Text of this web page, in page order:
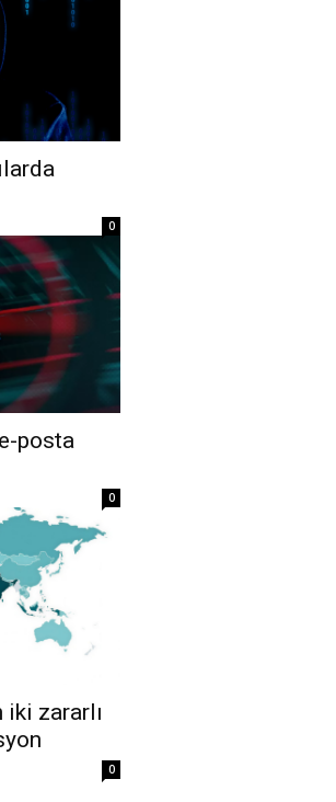
0
posta
0
iki zararlı
0